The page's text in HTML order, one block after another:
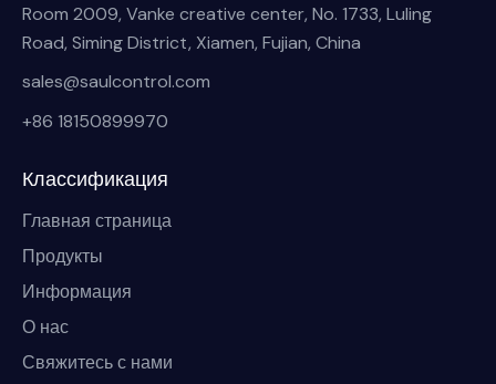
Room 2009, Vanke creative center, No. 1733, Luling
Road, Siming District, Xiamen, Fujian, China
sales@saulcontrol.com
+86 18150899970
Классификация
Главная страница
Продукты
Информация
О нас
Свяжитесь с нами